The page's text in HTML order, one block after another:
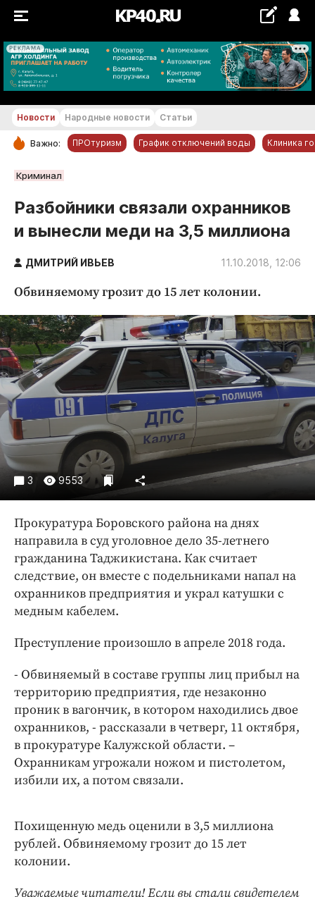
РЕКЛАМА
+23...+24 °С
РУБРИКИ
Обнинск
Статьи
Народные новости
Благоустройство
Криминал
Культура
Недвижимость и ЖКХ
Образование
Общество
Погода
Праздники
Происшествия
Экономика и бизнес
ПРОЕКТЫ
Блоги
Издания
Медиаперсона
Бренд года
Работодатель года
Новости Народные новости Статьи
Важно: ПРОтуризм График отключений воды Клиника
Криминал
Разбойники связали охранников
и вынесли меди на 3,5 миллиона
ДМИТРИЙ ИВЬЕВ 11.10.2018, 12:06
Обвиняемому грозит до 15 лет колонии.
3 9553
Прокуратура Боровского района на днях
направила в суд уголовное дело 35-летнего
гражданина Таджикистана. Как считает
следствие, он вместе с подельниками напал на
охранников предприятия и украл катушки с
медным кабелем.
Преступление произошло в апреле 2018 года.
- Обвиняемый в составе группы лиц прибыл на
территорию предприятия, где незаконно
проник в вагончик, в котором находились двое
охранников, - рассказали в четверг, 11 октября,
в прокуратуре Калужской области. –
Охранникам угрожали ножом и пистолетом,
избили их, а потом связали.
Похищенную медь оценили в 3,5 миллиона
рублей. Обвиняемому грозит до 15 лет
колонии.
Уважаемые читатели! Если вы стали свидетелем